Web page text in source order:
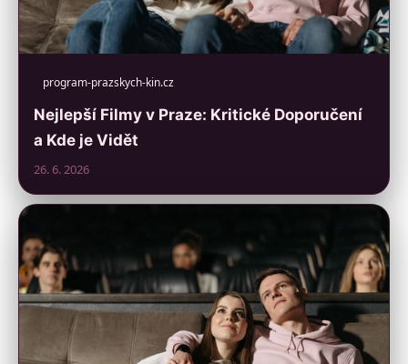
program-prazskych-kin.cz
Nejlepší Filmy v Praze: Kritické Doporučení
a Kde je Vidět
26. 6. 2026